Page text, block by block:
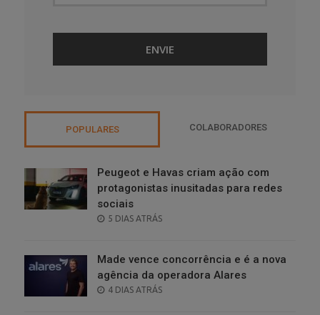
POPULARES COLABORADORES
Peugeot e Havas criam ação com
protagonistas inusitadas para redes
sociais
POSTED
5 DIAS ATRÁS
Made vence concorrência e é a nova
agência da operadora Alares
POSTED
4 DIAS ATRÁS